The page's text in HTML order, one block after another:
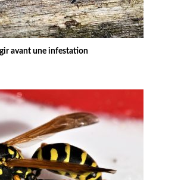
avant une infestation